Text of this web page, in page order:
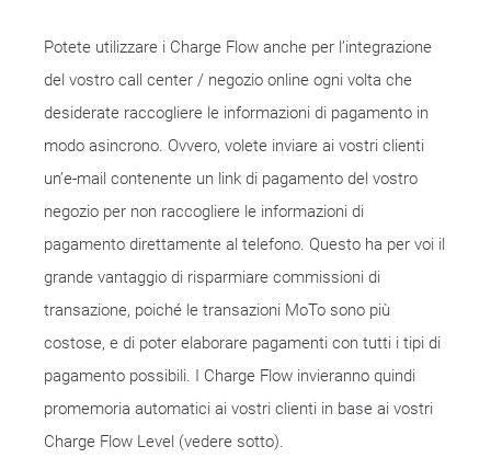
Potete utilizzare i Charge Flow anche per l’integrazione
del vostro call center / negozio online ogni volta che
desiderate raccogliere le informazioni di pagamento in
modo asincrono. Ovvero, volete inviare ai vostri clienti
un’e-mail contenente un link di pagamento del vostro
negozio per non raccogliere le informazioni di
pagamento direttamente al telefono. Questo ha per voi il
grande vantaggio di risparmiare commissioni di
transazione, poiché le transazioni MoTo sono più
costose, e di poter elaborare pagamenti con tutti i tipi di
pagamento possibili. I Charge Flow invieranno quindi
promemoria automatici ai vostri clienti in base ai vostri
Charge Flow Level (vedere sotto).